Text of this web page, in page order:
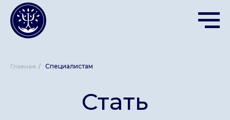
Главная / Специалистам
Стать
специалистом